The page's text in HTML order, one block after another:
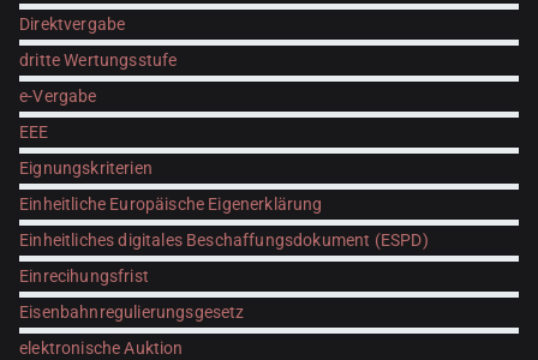
Direktvergabe
dritte Wertungsstufe
e-Vergabe
EEE
Eignungskriterien
Einheitliche Europäische Eigenerklärung
Einheitliches digitales Beschaffungsdokument (ESPD)
Einrecihungsfrist
Eisenbahnregulierungsgesetz
elektronische Auktion